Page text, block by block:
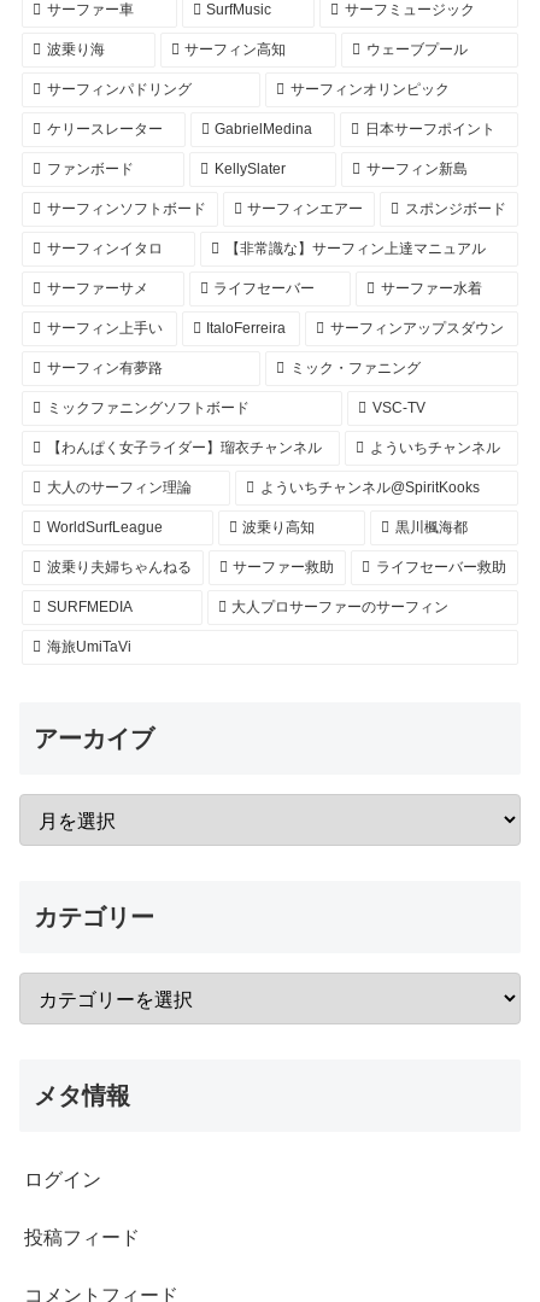
サーファー車 SurfMusic サーフミュージック
波乗り海 サーフィン高知 ウェーブプール
サーフィンパドリング サーフィンオリンピック
ケリースレーター GabrielMedina 日本サーフポイント
ファンボード KellySlater サーフィン新島
サーフィンソフトボード サーフィンエアー スポンジボード
サーフィンイタロ 【非常識な】サーフィン上達マニュアル
サーファーサメ ライフセーバー サーファー水着
サーフィン上手い ItaloFerreira サーフィンアップスダウン
サーフィン有夢路 ミック・ファニング
ミックファニングソフトボード VSC-TV
【わんぱく女子ライダー】瑠衣チャンネル よういちチャンネル
大人のサーフィン理論 よういちチャンネル@SpiritKooks
WorldSurfLeague 波乗り高知 黒川楓海都
波乗り夫婦ちゃんねる サーファー救助 ライフセーバー救助
SURFMEDIA 大人プロサーファーのサーフィン
海旅UmiTaVi
アーカイブ
カテゴリー
メタ情報
ログイン
投稿フィード
コメントフィード